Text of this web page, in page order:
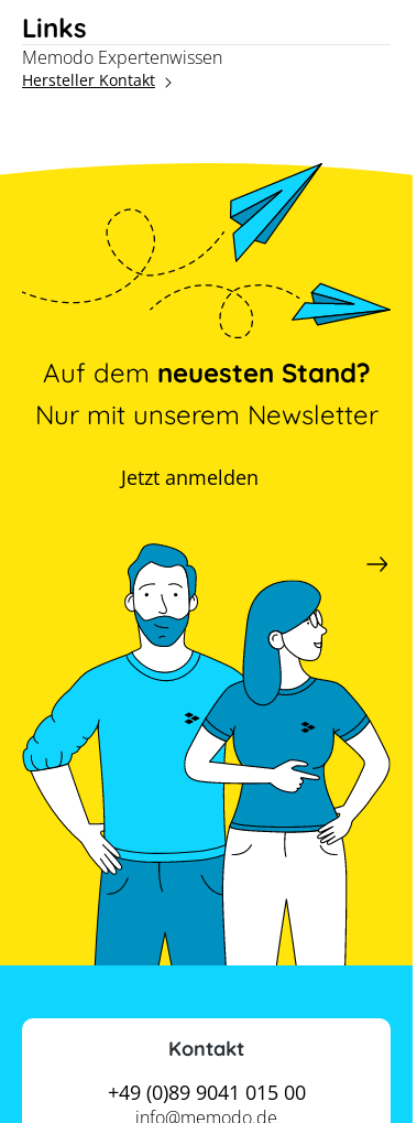
Links
Memodo Expertenwissen
Hersteller Kontakt
Auf dem neuesten Stand?
Nur mit unserem Newsletter
Jetzt anmelden
Kontakt
+49 (0)89 9041 015 00
info@memodo.de